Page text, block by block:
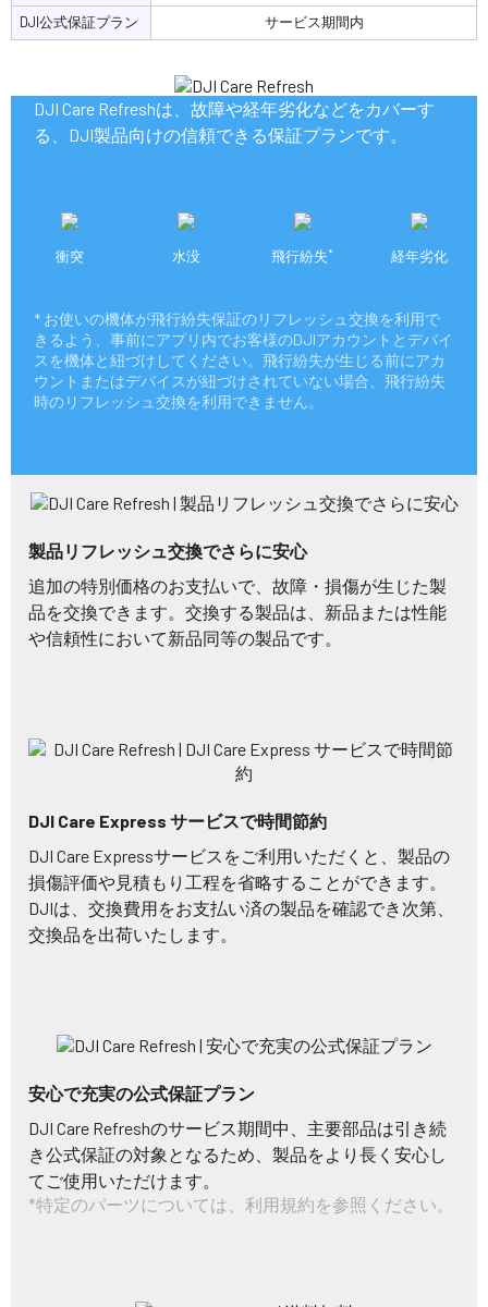
DJI公式保証プラン
サービス期間内
DJI Care Refreshは、故障や経年劣化などをカバーす
る、DJI製品向けの信頼できる保証プランです。
衝突 水没 飛行紛失* 経年劣化
* お使いの機体が飛行紛失保証のリフレッシュ交換を利用で
きるよう、事前にアプリ内でお客様のDJIアカウントとデバイ
スを機体と紐づけしてください。飛行紛失が生じる前にアカ
ウントまたはデバイスが紐づけされていない場合、飛行紛失
時のリフレッシュ交換を利用できません。
製品リフレッシュ交換でさらに安心
追加の特別価格のお支払いで、故障・損傷が生じた製
品を交換できます。交換する製品は、新品または性能
や信頼性において新品同等の製品です。
DJI Care Express サービスで時間節約
DJI Care Expressサービスをご利用いただくと、製品の
損傷評価や見積もり工程を省略することができます。
DJIは、交換費用をお支払い済の製品を確認でき次第、
交換品を出荷いたします。
安心で充実の公式保証プラン
DJI Care Refreshのサービス期間中、主要部品は引き続
き公式保証の対象となるため、製品をより長く安心し
てご使用いただけます。
*特定のパーツについては、利用規約を参照ください。